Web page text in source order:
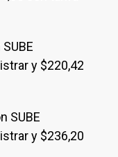
y $220,42
SUBE
y $236,20